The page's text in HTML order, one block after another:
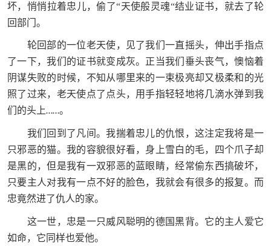
坏，悄悄拉着忠儿，偷了“天使般灵魂“结业证书，就去了轮
回部门。
轮回部的一位老天使，见了我们一直摇头，伸出手指点
了一下，我们的证书就变成灰。正当我们垂头丧气，懊恼着
阴谋失败的时候，不知从哪里来的一束极亮却又极柔和的光
照了过来，老天使点了点头，用手指轻轻地将几滴水弹到我
们的头上……。
我们回到了凡间。我揣着忠儿的仇恨，这注定我将是一
只邪恶的猫。我的容貌很好看，身上雪白的毛，四个爪子却
是黑的，但是我有一双邪恶的蓝眼睛，经常偷东西搞破坏，
只要主人对我有一点不好的脸色，我就会有很多的报复。而
忠竟然进了仇人的家。
这一世，忠是一只威风聪明的德国黑背。它的主人爱它
如命，它同样也爱他。